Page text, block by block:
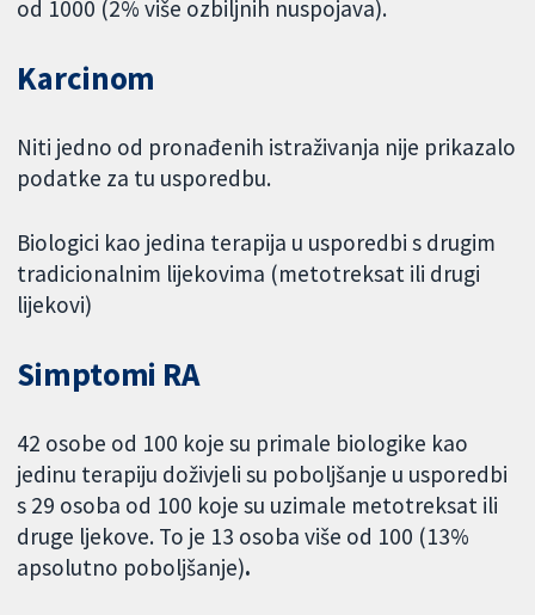
od 1000 (2% više ozbiljnih nuspojava).
Karcinom
Niti jedno od pronađenih istraživanja nije prikazalo
podatke za tu usporedbu.
Biologici kao jedina terapija u usporedbi s drugim
tradicionalnim lijekovima (metotreksat ili drugi
lijekovi)
Simptomi RA
42 osobe od 100 koje su primale biologike kao
jedinu terapiju doživjeli su poboljšanje u usporedbi
s 29 osoba od 100 koje su uzimale metotreksat ili
druge ljekove. To je 13 osoba više od 100 (13%
apsolutno poboljšanje).